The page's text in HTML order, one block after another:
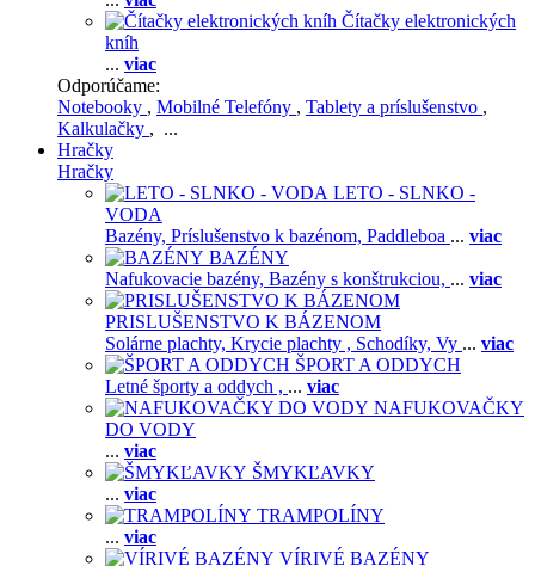
Čítačky elektronických
kníh
... viac
Odporúčame:
Notebooky , Mobilné Telefóny , Tablety a príslušenstvo ,
Kalkulačky , ...
Hračky
Hračky
LETO - SLNKO -
VODA
Bazény, Príslušenstvo k bazénom, Paddleboa ... viac
BAZÉNY
Nafukovacie bazény, Bazény s konštrukciou, ... viac
PRISLUŠENSTVO K BÁZENOM
Solárne plachty, Krycie plachty , Schodíky, Vy ... viac
ŠPORT A ODDYCH
Letné športy a oddych , ... viac
NAFUKOVAČKY
DO VODY
... viac
ŠMYKĽAVKY
... viac
TRAMPOLÍNY
... viac
VÍRIVÉ BAZÉNY